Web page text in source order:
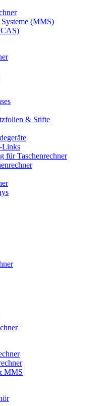
(MMS)
& Stifte
Links
für Taschenrechner
MMS